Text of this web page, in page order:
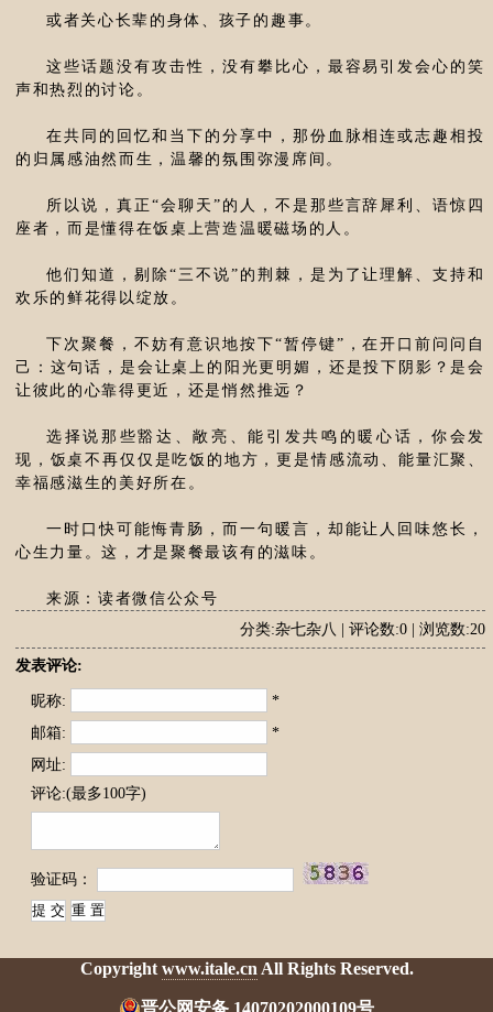
或者关心长辈的身体、孩子的趣事。
这些话题没有攻击性，没有攀比心，最容易引发会心的笑
声和热烈的讨论。
在共同的回忆和当下的分享中，那份血脉相连或志趣相投
的归属感油然而生，温馨的氛围弥漫席间。
所以说，真正“会聊天”的人，不是那些言辞犀利、语惊四
座者，而是懂得在饭桌上营造温暖磁场的人。
他们知道，剔除“三不说”的荆棘，是为了让理解、支持和
欢乐的鲜花得以绽放。
下次聚餐，不妨有意识地按下“暂停键”，在开口前问问自
己：这句话，是会让桌上的阳光更明媚，还是投下阴影？是会
让彼此的心靠得更近，还是悄然推远？
选择说那些豁达、敞亮、能引发共鸣的暖心话，你会发
现，饭桌不再仅仅是吃饭的地方，更是情感流动、能量汇聚、
幸福感滋生的美好所在。
一时口快可能悔青肠，而一句暖言，却能让人回味悠长，
心生力量。这，才是聚餐最该有的滋味。
来源：读者微信公众号
分类:杂七杂八 | 评论数:0 | 浏览数:20
发表评论:
昵称:
*
邮箱:
*
网址:
评论:(最多100字)
验证码：
Copyrightwww.itale.cnAll Rights Reserved.